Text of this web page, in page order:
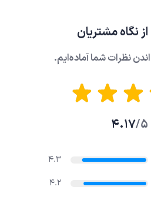
از نگاه مشتریان
نظرات شما آماده‌ایم.
5/
4.17
4.3
4.2